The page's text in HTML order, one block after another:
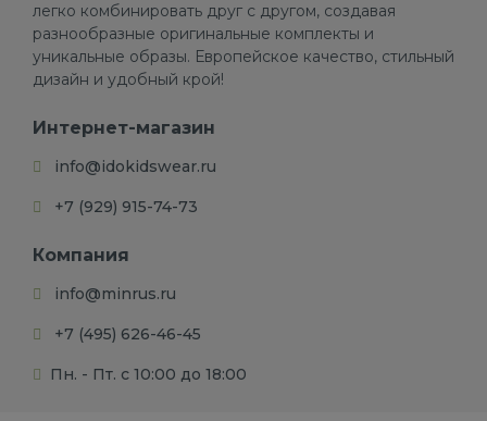
легко комбинировать друг с другом, создавая
разнообразные оригинальные комплекты и
уникальные образы. Европейское качество, стильный
дизайн и удобный крой!
Интернет-магазин
info@idokidswear.ru
+7 (929) 915-74-73
Компания
info@minrus.ru
+7 (495) 626-46-45
Пн. - Пт. с 10:00 до 18:00